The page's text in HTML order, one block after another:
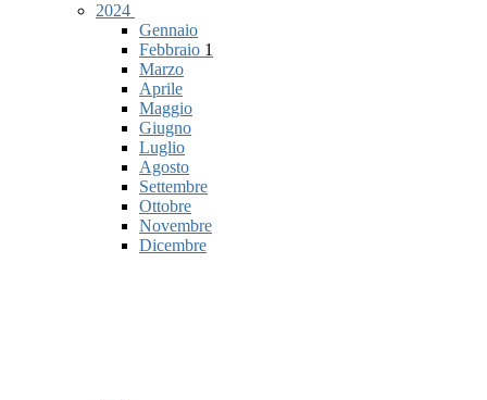
2024
Gennaio
Febbraio 1
Marzo
Aprile
Maggio
Giugno
Luglio
Agosto
Settembre
Ottobre
Novembre
Dicembre